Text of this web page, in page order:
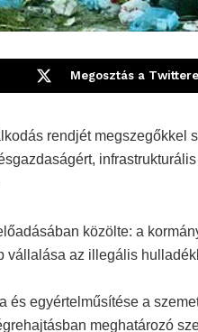
Megosztás a
rendjét megszegőkkel
közölte: a
vállalása az illegális
és egyértelműsítése a
meghatározó